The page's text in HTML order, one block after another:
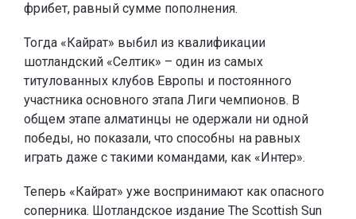
фрибет, равный сумме пополнения.
Тогда «Кайрат» выбил из квалификации
шотландский «Селтик» – один из самых
титулованных клубов Европы и постоянного
участника основного этапа Лиги чемпионов. В
общем этапе алматинцы не одержали ни одной
победы, но показали, что способны на равных
играть даже с такими командами, как «Интер».
Теперь «Кайрат» уже воспринимают как опасного
соперника. Шотландское издание The Scottish Sun